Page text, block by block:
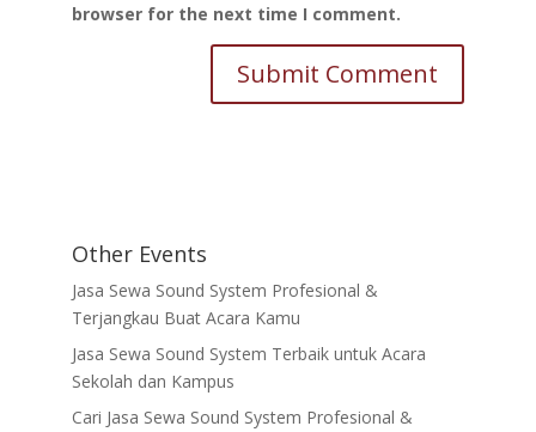
browser for the next time I comment.
Other Events
Jasa Sewa Sound System Profesional &
Terjangkau Buat Acara Kamu
Jasa Sewa Sound System Terbaik untuk Acara
Sekolah dan Kampus
Cari Jasa Sewa Sound System Profesional &